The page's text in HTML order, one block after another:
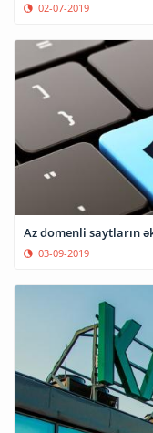
02-07-2019
Az domenli saytların
03-09-2019